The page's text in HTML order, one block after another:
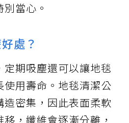
當心。
處？
期吸塵還可以讓地毯
用壽命。地毯清潔公
密集，因此表面柔軟
，纖維會逐漸分離，